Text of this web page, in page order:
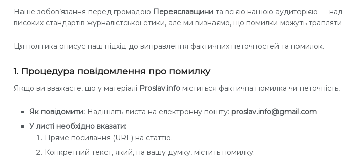
Наше зобов’язання перед громадою Переяславщини та всією нашою аудиторією —
високих стандартів журналістської етики, але ми визнаємо, що помилки можуть
Ця політика описує наш підхід до виправлення фактичних неточностей та помилок.
1. Процедура повідомлення про помилку
Якщо ви вважаєте, що у матеріалі Proslav.info міститься фактична помилка чи
Як повідомити: Надішліть листа на електронну пошту: proslav.info@gmail.com
У листі необхідно вказати:
Пряме посилання (URL) на статтю.
Конкретний текст, який, на вашу думку, містить помилку.